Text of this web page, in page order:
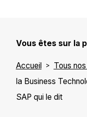
Vous êtes sur la
Accueil Tous
la Business
SAP qui le dit